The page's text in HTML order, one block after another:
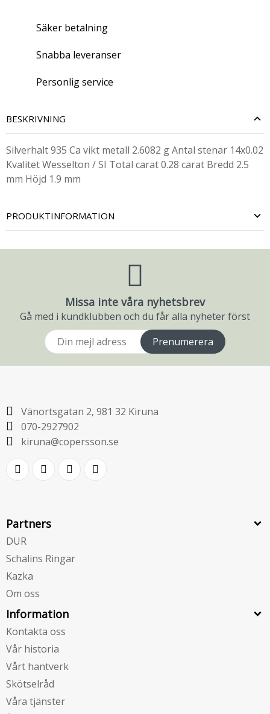
Säker betalning
Snabba leveranser
Personlig service
BESKRIVNING
Silverhalt 935 Ca vikt metall 2.6082 g Antal stenar 14x0.02
Kvalitet Wesselton / SI Total carat 0.28 carat Bredd 2.5
mm Höjd 1.9 mm
PRODUKTINFORMATION
Missa inte våra nyhetsbrev
Gå med i kundklubben och du får alla nyheter först
Prenumerera
Vänortsgatan 2, 981 32 Kiruna
070-2927902
kiruna@copersson.se
Partners
DUR
Schalins Ringar
Kazka
Om oss
Information
Kontakta oss
Vår historia
Vårt hantverk
Skötselråd
Våra tjänster